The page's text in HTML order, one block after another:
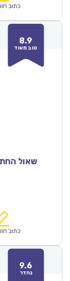
כתוב
8.9
טוב מאוד
שאול
כתוב
9.6
נהדר